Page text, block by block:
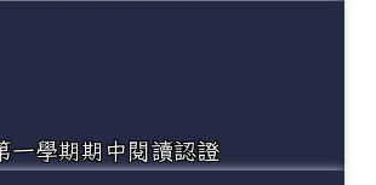
一學期期中閱讀認證